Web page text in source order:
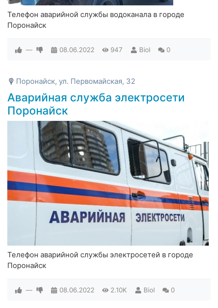
Телефон аварийной службы водоканала в городе
Поронайск
— 08.06.2022 947 Biol 0
Поронайск, ул. Первомайская, 32
Аварийная служба электросети
Поронайск
Телефон аварийной службы электросетей в городе
Поронайск
— 08.06.2022 2.10K Biol 0